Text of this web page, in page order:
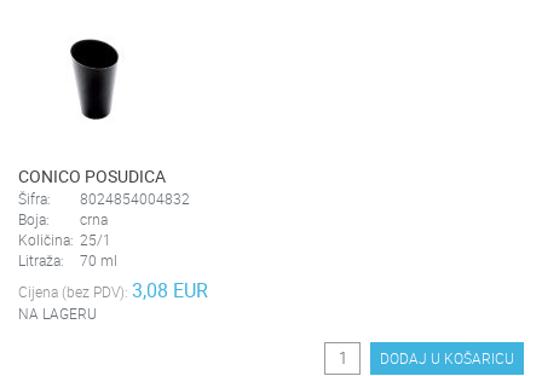
CONICO POSUDICA
Šifra:
8024854004832
Boja:
crna
Količina: 25/1
Litraža:
70 ml
Cijena (bez PDV): 3,08 EUR
NA LAGERU
DODAJ U KOŠARICU